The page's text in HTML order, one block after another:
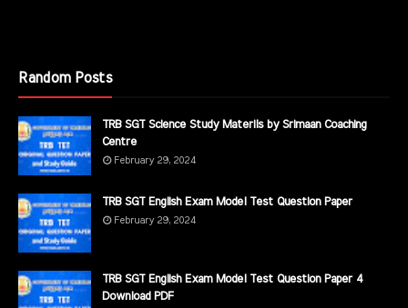
Random Posts
TRB SGT Science Study Materils by Srimaan Coaching
Centre
February 29, 2024
TRB SGT English Exam Model Test Question Paper
February 29, 2024
TRB SGT English Exam Model Test Question Paper 4
Download PDF